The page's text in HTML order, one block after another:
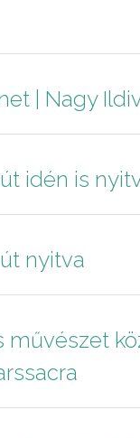
| Nagy
idén is
nyitva
művészet